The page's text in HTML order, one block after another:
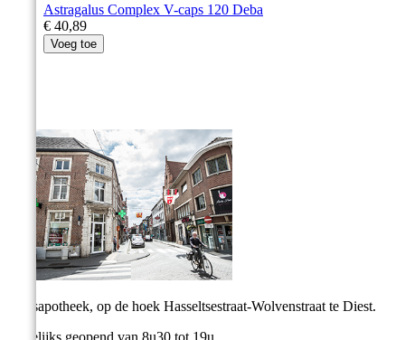
Astragalus Complex V-caps 120 Deba
€ 40,89
Voeg toe
Stadsapotheek, op de hoek Hasseltsestraat-Wolvenstraat te Diest.
Dagelijks geopend van 8u30 tot 19u,